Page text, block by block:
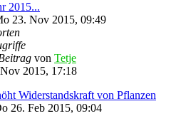
2015...
23. Nov 2015, 09:49
von Tetje
2015, 17:18
Widerstandskraft von Pflanzen
26. Feb 2015, 09:04